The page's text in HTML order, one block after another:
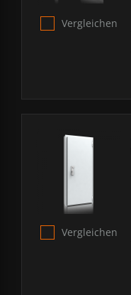
Vergleichen
Vergleichen